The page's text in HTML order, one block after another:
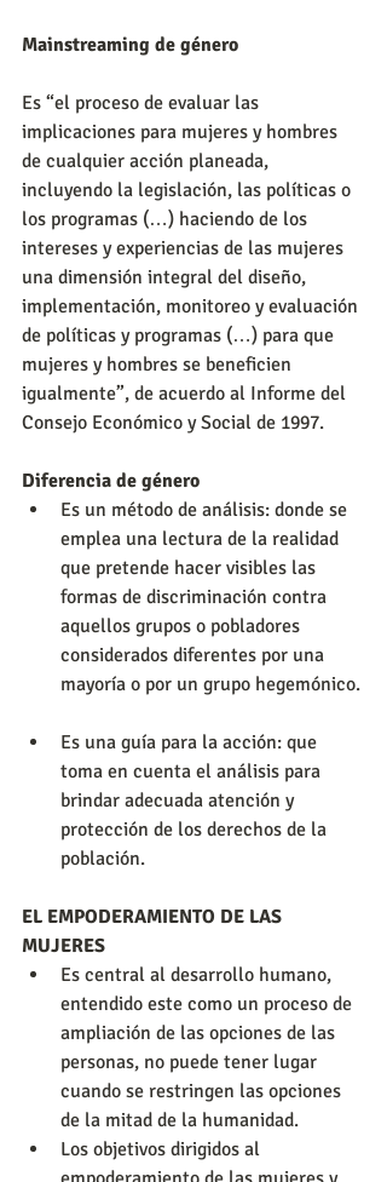
Mainstreaming de género
Es “el proceso de evaluar las
implicaciones para mujeres y hombres
de cualquier acción planeada,
incluyendo la legislación, las políticas o
los programas (…) haciendo de los
intereses y experiencias de las mujeres
una dimensión integral del diseño,
implementación, monitoreo y evaluación
de políticas y programas (…) para que
mujeres y hombres se beneficien
igualmente”, de acuerdo al Informe del
Consejo Económico y Social de 1997.
Diferencia de género
Es un método de análisis: donde se
emplea una lectura de la realidad
que pretende hacer visibles las
formas de discriminación contra
aquellos grupos o pobladores
considerados diferentes por una
mayoría o por un grupo hegemónico.
Es una guía para la acción: que
toma en cuenta el análisis para
brindar adecuada atención y
protección de los derechos de la
población.
EL EMPODERAMIENTO DE LAS
MUJERES
Es central al desarrollo humano,
entendido este como un proceso de
ampliación de las opciones de las
personas, no puede tener lugar
cuando se restringen las opciones
de la mitad de la humanidad.
Los objetivos dirigidos al